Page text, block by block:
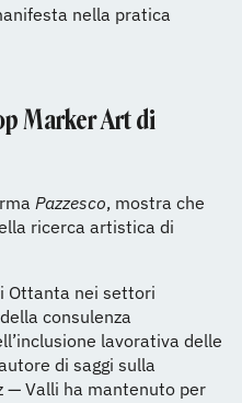
nella pratica
Marker Art di
Pazzesco, mostra che
ricerca artistica di
Ottanta nei settori
consulenza
lavorativa delle
di saggi sulla
— Valli ha mantenuto per